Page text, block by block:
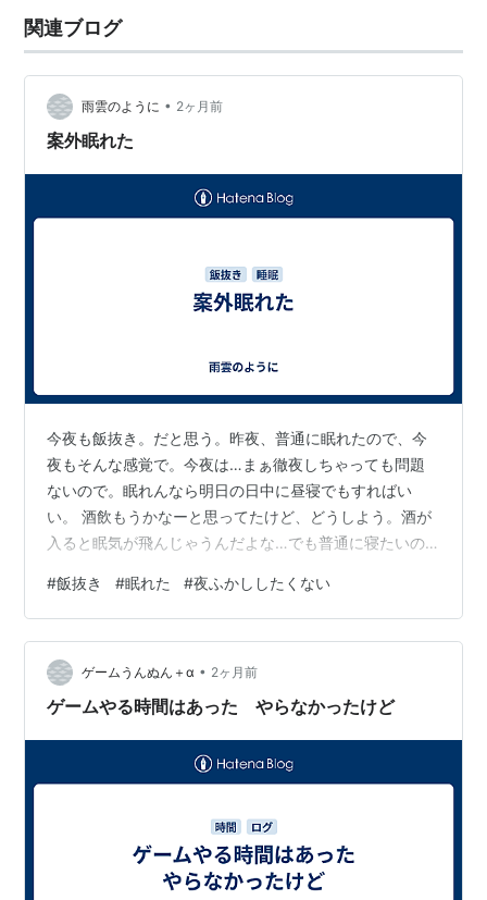
関連ブログ
雨雲のように • 2ヶ月前
案外眠れた
今夜も飯抜き。だと思う。昨夜、普通に眠れたので、今
夜もそんな感覚で。今夜は…まぁ徹夜しちゃっても問題
ないので。眠れんなら明日の日中に昼寝でもすればい
い。 酒飲もうかなーと思ってたけど、どうしよう。酒が
入ると眠気が飛んじゃうんだよな…でも普通に寝たいの
#飯抜き #眠れた #夜ふかししたくない
ゲームうんぬん＋α • 2ヶ月前
ゲームやる時間はあった やらなかったけど